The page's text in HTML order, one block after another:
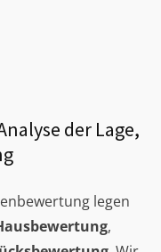
der Lage,
legen
,